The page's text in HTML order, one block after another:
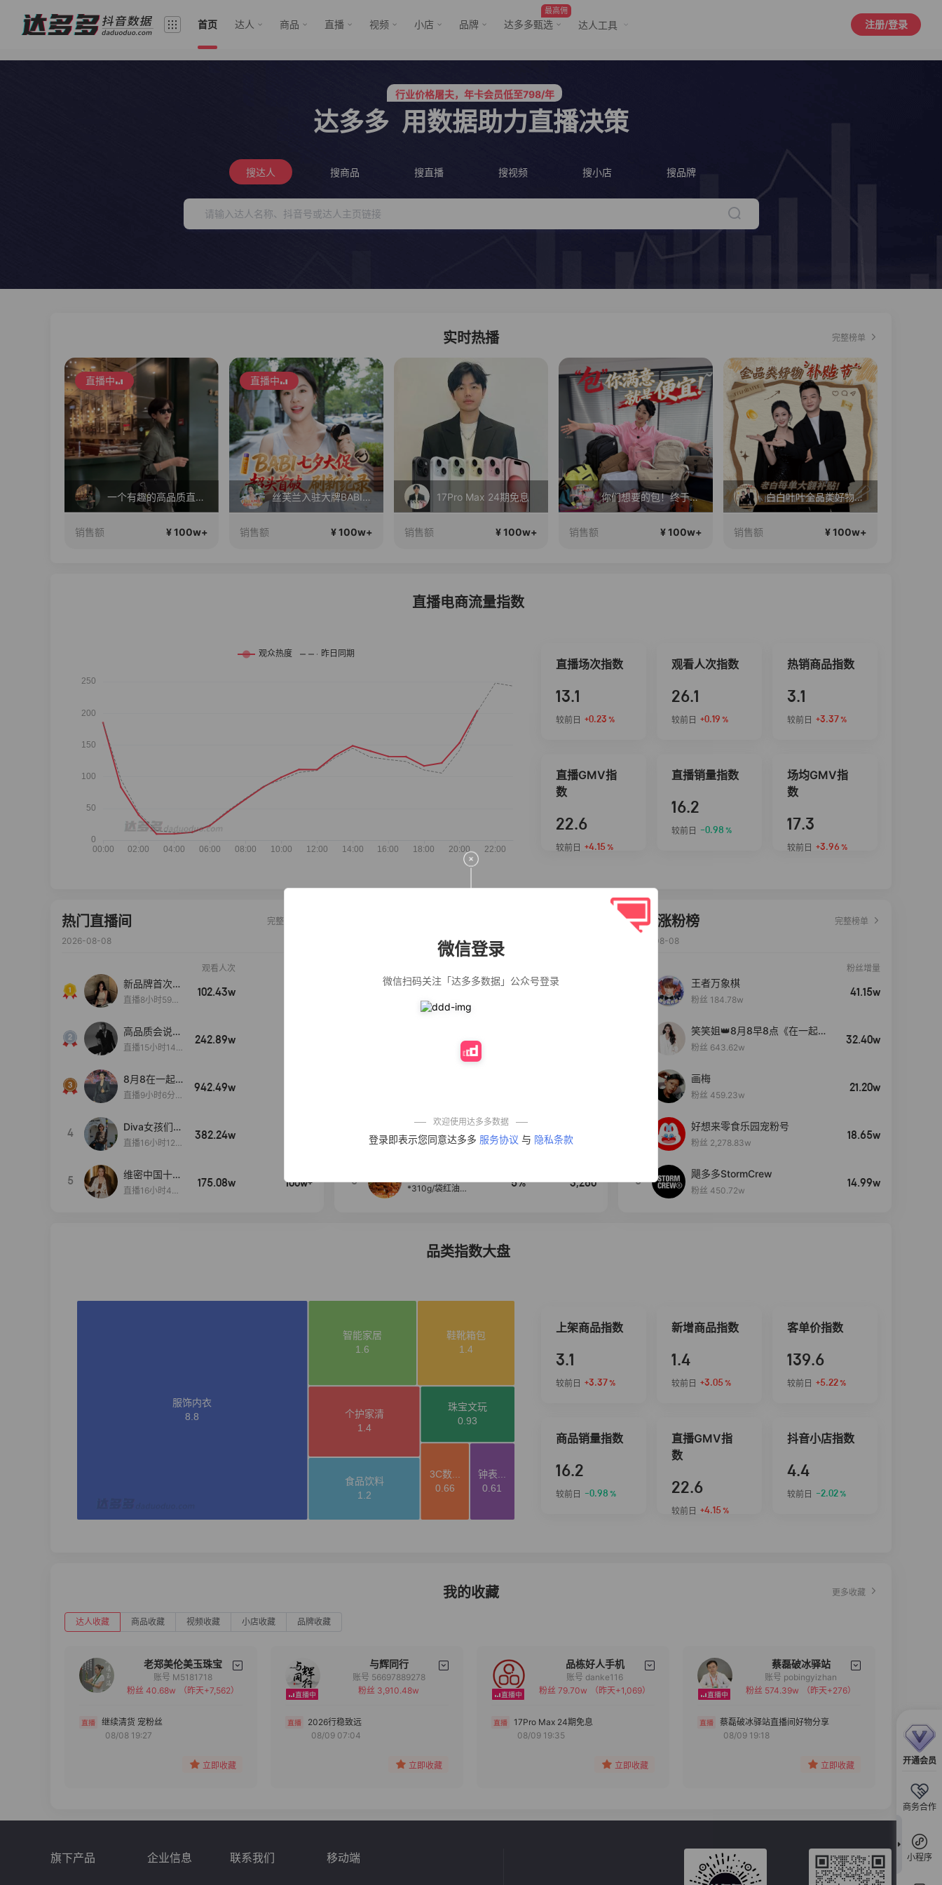
首页 达人 商品 直播 视频 小店 品牌
最高佣
达多多甄选 达人工具 注册/登录
开通会员
商务合作
小程序
微信登录
微信扫码关注「达多多数据」公众号登录
欢迎使用达多多数据
登录即表示您同意达多多 服务协议 与 隐私条款
行业价格屠夫，年卡会员低至798/年
服务三只羊、董先生等行业头部客户
达多多 用数据助力直播决策
搜达人 搜商品 搜直播 搜视频 搜小店 搜品牌
实时热播 完整榜单
直播中
一个有趣的高品质直播间~
销售额 ¥ 100w+
直播中
丝芙兰入驻大牌BABI！竟然打到这个价？？
销售额 ¥ 100w+
17Pro Max 24期免息
销售额 ¥ 100w+
你们想要的包！终于来了！包你满意！
销售额 ¥ 100w+
白白叶叶全品类好物补贴节~
销售额 ¥ 100w+
直播电商流量指数
直播场次指数
13.1
较前日 +0.23 %
观看人次指数
26.1
较前日 +0.19 %
热销商品指数
3.1
较前日 +3.37%
直播GMV指
数
22.6
较前日 +4.15 %
直播销量指数
16.2
较前日 -0.98 %
场均GMV指
数
17.3
较前日 +3.96 %
热门直播间
完整榜单
2026-08-08
观看人次
新品牌首次大
上新
直播8小时59分
102.43w
高品质会说
话….
直播15小时14
242.89w
8月8在一起
生日献礼盛典
直播9小时6分1
942.49w
4
Diva女孩们集
合啦~意大利
直播16小时12
382.24w
5
维密中国十周
年 与你如此
直播16小时48
175.08w 100w+
公仔牌顽渍净洗
污渍除菌除螨3倍
净厨房油烟机去
重油污去油王污
免煮开袋即食劲
【爆款推荐】力
士依兰香沐浴露
12% 3,530
5
*310g/袋红油麻
5% 3,260
达人涨粉榜
完整榜单
2026-08-08
粉丝增量
王者万象棋
粉丝 184.78w
41.15w
笑笑姐👑8月8早8点《在一起》
生日盛典
粉丝 643.62w
32.40w
画梅
粉丝 459.23w
21.20w
好想来零食乐园宠粉号
粉丝 2,278.83w
18.65w
5
飓多多StormCrew
粉丝 450.72w
14.99w
品类指数大盘
上架商品指数
3.1
较前日 +3.37%
新增商品指数
1.4
较前日 +3.05 %
客单价指数
139.6
较前日 +5.22%
商品销量指数
16.2
较前日 -0.98 %
直播GMV指
数
22.6
较前日 +4.15 %
抖音小店指数
4.4
较前日 -2.02%
我的收藏 更多收藏
达人收藏 商品收藏 视频收藏 小店收藏 品牌收藏
老郑美伦美玉珠宝
备注
账号 M5181718
粉丝 40.68w
（昨天+7,562）
继续清货 宠粉丝
08/08 19:27
立即收藏
与辉同行
备注
账号 56697889278
粉丝 3,910.48w
2026行稳致远
08/09 07:04
立即收藏
品栋好人手机
备注
分组
账号 danke116
粉丝 79.70w
（昨天+1,069）
17Pro Max 24期免息
08/09 19:35
立即收藏
蔡磊破冰驿站
备注
分组
账号 pobingyizhan
粉丝 574.39w
（昨天+276）
蔡磊破冰驿站直播间好物分享
08/09 19:18
立即收藏
旗下产品 企业信息 联系我们 移动端